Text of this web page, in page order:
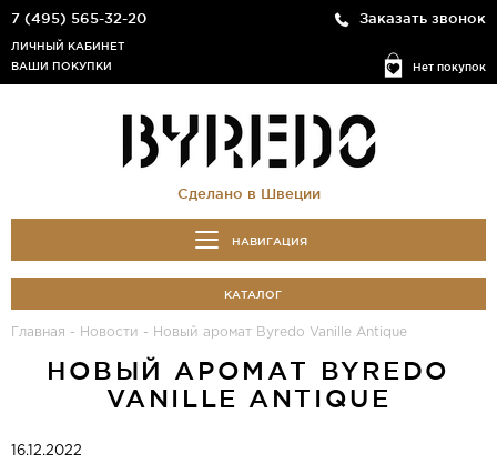
7 (495) 565-32-20 Заказать звонок
Нет покупок
ЛИЧНЫЙ КАБИНЕТ
ВАШИ ПОКУПКИ
Сделано в Швеции
НАВИГАЦИЯ
КАТАЛОГ
Главная - Новости - Новый аромат Byredo Vanille Antique
НОВЫЙ АРОМАТ BYREDO
VANILLE ANTIQUE
16.12.2022